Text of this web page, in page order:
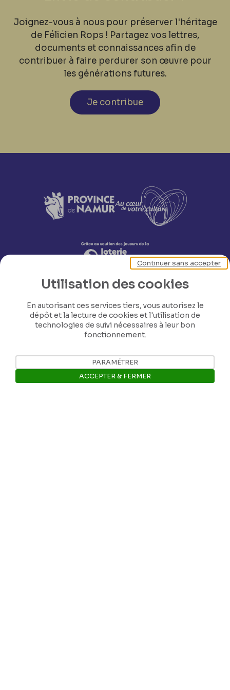
Joignez-vous à nous pour préserver l'héritage
de Félicien Rops ! Partagez vos lettres,
documents et connaissances afin de
contribuer à faire perdurer son œuvre pour
les générations futures.
Je contribue
Tél: +32 81 77 67 55
Utilisation des cookies
En autorisant ces services tiers, vous autorisez le
dépôt et la lecture de cookies et l'utilisation de
technologies de suivi nécessaires à leur bon
fonctionnement.
Continuer sans accepter
PARAMÉTRER
ACCEPTER & FERMER